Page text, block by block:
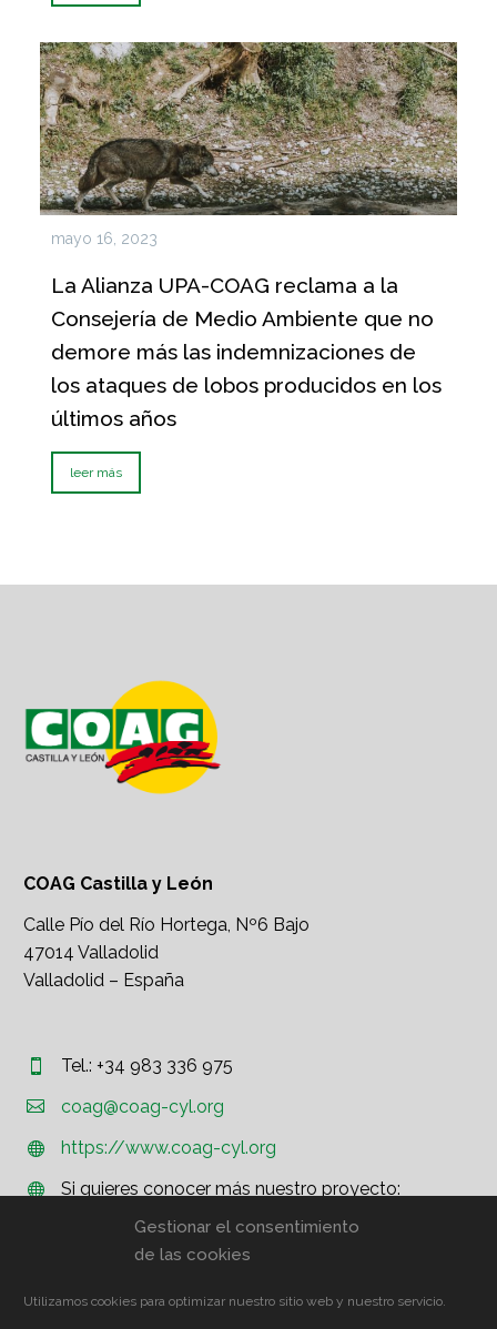
Gestionar el consentimiento
de las cookies
Utilizamos cookies para optimizar nuestro sitio web y nuestro servicio.
mayo 16, 2023
La Alianza UPA-COAG reclama a la
Consejería de Medio Ambiente que no
demore más las indemnizaciones de
los ataques de lobos producidos en los
últimos años
leer más
COAG Castilla y León
Calle Pío del Río Hortega, Nº6 Bajo
47014 Valladolid
Valladolid – España

 Tel.: +34 983 336 975

 coag@coag-cyl.org

 https://www.coag-cyl.org


Si quieres conocer más nuestro proyecto:
http://www.coag.org